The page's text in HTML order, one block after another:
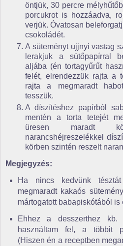
öntjük, 30 percre
porcukrot is hozzáadva,
verjük. Óvatosan
csokoládét.
A süteményt ujjnyi vastag
lerakjuk a sütőpapírral
aljába (én tortagyűrűt
felét, elrendezzük rajta a
rajta a megmaradt
tesszük.
A díszítéshez papírból
mentén a torta tetejét
üresen maradt
narancshéjreszelékkel
körben szintén reszelt
Megjegyzés:
Ha nincs kedvünk
megmaradt kakaós
mártogatott babapiskótából is
Ehhez a desszerthez kb.
használtam fel, a többit
(Hiszen én a receptben